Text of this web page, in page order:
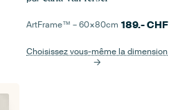
ArtFrame™ –60×80cm 189.-CHF
Choisissez vous-même la dimension